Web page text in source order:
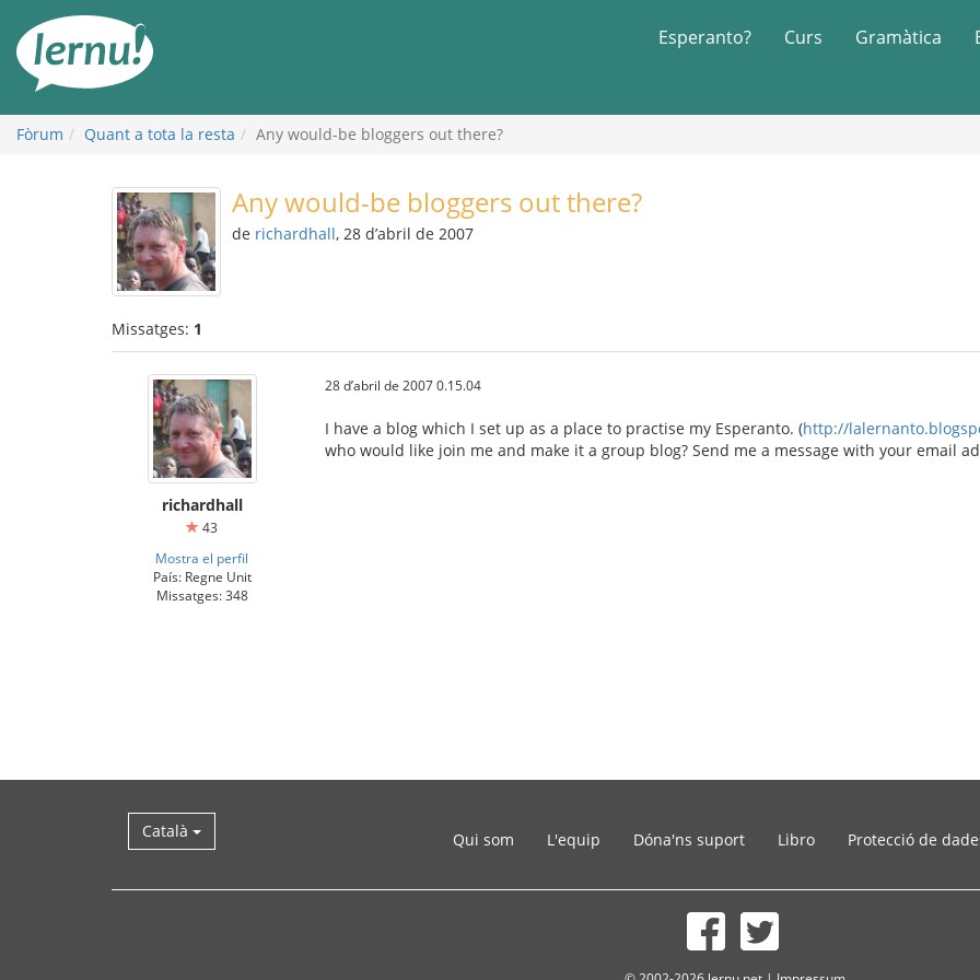
contingut
Esperanto? Curs Gramàtica
Fòrum Quant a tota la resta Any would-be bloggers out there?
Any would-be bloggers out there?
de richardhall, 28 d’abril de 2007
Missatges: 1
richardhall
43
Mostra el perfil
País: Regne Unit
Missatges: 348
28 d’abril de 2007 0.15.04
I have a blog which I set up as a place to practise my Esperanto. (http://
who would like join me and make it a group blog? Send me a message with your email
Català Qui som L'equip Dóna'ns suport Libro Protecció de